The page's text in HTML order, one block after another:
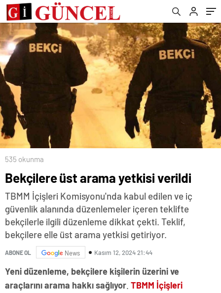
535 okunma
Bekçilere üst arama yetkisi verildi
TBMM İçişleri Komisyonu'nda kabul edilen ve iç
güvenlik alanında düzenlemeler içeren teklifte
bekçilerle ilgili düzenleme dikkat çekti. Teklif,
bekçilere elle üst arama yetkisi getiriyor.
ABONE OL News Kasım 12, 2024 21:44
Yeni düzenleme, bekçilere kişilerin üzerini ve
araçlarını arama hakkı sağlıyor TBMM İçişleri